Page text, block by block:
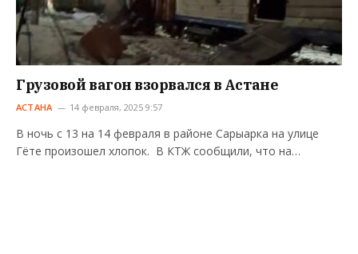
Грузовой вагон взорвался в Астане
АСТАНА 14 февраля, 2025 9:57
В ночь с 13 на 14 февраля в районе Сарыарка на улице
Гёте произошел хлопок. В КТЖ сообщили, что на…